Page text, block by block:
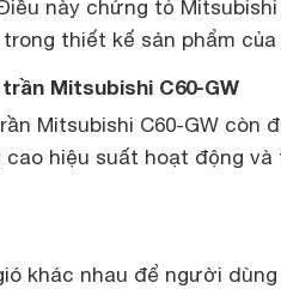
này chứng tỏ
thiết kế sản phẩm của
Mitsubishi C60-GW
Mitsubishi C60-GW còn
hiệu suất hoạt động và
khác nhau để người